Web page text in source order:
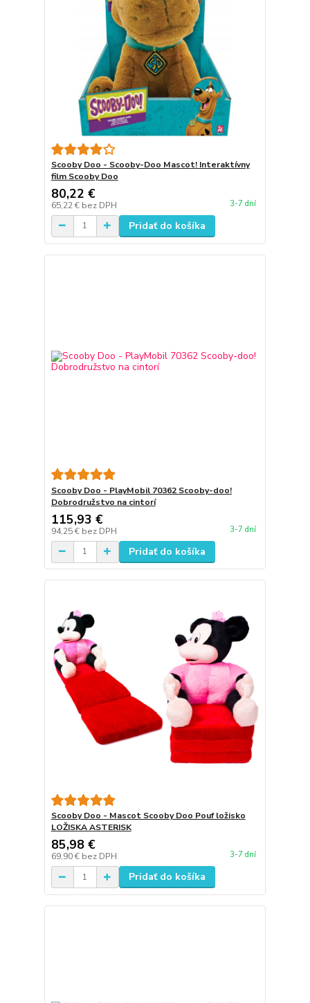
Scooby Doo - Scooby-Doo Mascot! Interaktívny
film Scooby Doo
80,22 €
65,22 € bez DPH 3-7 dní
Pridať do košíka
Scooby Doo - PlayMobil 70362 Scooby-doo!
Dobrodružstvo na cintorí
115,93 €
94,25 € bez DPH 3-7 dní
Pridať do košíka
Scooby Doo - Mascot Scooby Doo Pouf ložisko
LOŽISKA ASTERISK
85,98 €
69,90 € bez DPH 3-7 dní
Pridať do košíka